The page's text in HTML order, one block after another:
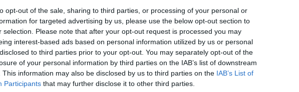
opt-out of the sale, sharing to third parties, or processing of your personal or
for targeted advertising by us, please use the below opt-out section to
selection. Please note that after your opt-out request is processed you may
interest-based ads based on personal information utilized by us or personal
to third parties prior to your opt-out. You may separately opt-out of the
of your personal information by third parties on the IAB’s list of downstream
This information may also be disclosed by us to third parties on the IAB’s List of
Participants that may further disclose it to other third parties.
Szövetség (RMDSZ) kulturális ügyekben illetékes főtitkára elmondta, hogy a tavalyi
kolozsvári megszervezésébe. Az eseménynek történelmi előzményei is
emelte ki.